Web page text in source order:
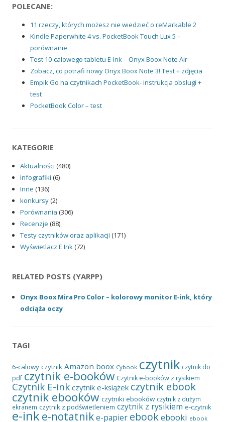
POLECANE:
11 rzeczy, których możesz nie wiedzieć o reMarkable 2
Kindle Paperwhite 4 vs. PocketBook Touch Lux 5 –
porównanie
Test 10-calowego tabletu E-Ink – Onyx Boox Note Air
Zobacz, co potrafi nowy Onyx Boox Note 3! Test + zdjęcia
Empik Go na czytnikach PocketBook- instrukcja obsługi +
test
PocketBook Color – test
KATEGORIE
Aktualności (480)
Infografiki (6)
Inne (136)
konkursy(2)
Porównania (306)
Recenzje (88)
Testy czytników oraz aplikacji (171)
Wyświetlacz E Ink (72)
RELATED POSTS (YARPP)
Onyx Boox Mira Pro Color – kolorowy monitor E‑ink, który
odciąża oczy
TAGI
6-calowy czytnik Amazon boox Cybook czytnik czytnik do
pdf czytnik e-booków Czytnik e-booków z rysikiem
Czytnik E-ink czytnik e-książek czytnik ebook
czytnik ebooków czytniki ebooków czytnik z dużym
ekranem czytnik z podświetleniem czytnik z rysikiem e-czytnik
e-ink e-notatnike-papier ebookebooki ebook